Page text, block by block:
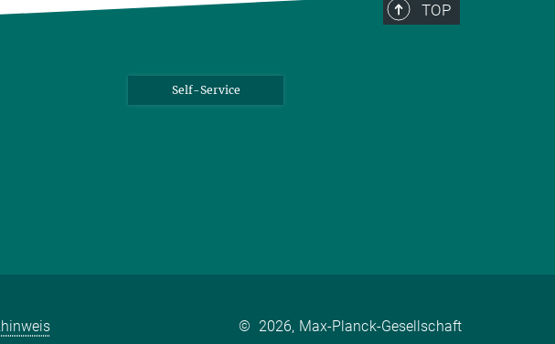
TOP
Self-Service
© 2026, Max-Planck-Gesellschaft